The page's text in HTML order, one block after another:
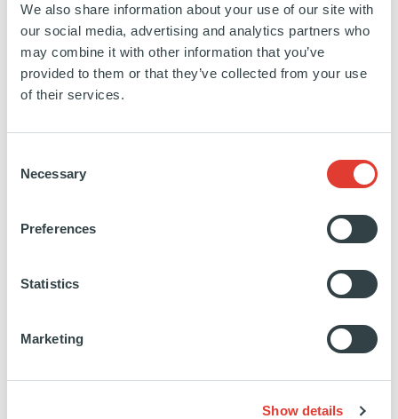
We also share information about your use of our site with
our social media, advertising and analytics partners who
may combine it with other information that you’ve
provided to them or that they’ve collected from your use
of their services.
Selection
Necessary
Preferences
Statistics
Marketing
Show details
chez Ardian. Elle est diplômée d’Emlyon Business
School avec une spécialisation en Corporate
Finance et a suivi un programme d’échange à l’UC
Berkeley.
Education: Emlyon Business School
letalenet-